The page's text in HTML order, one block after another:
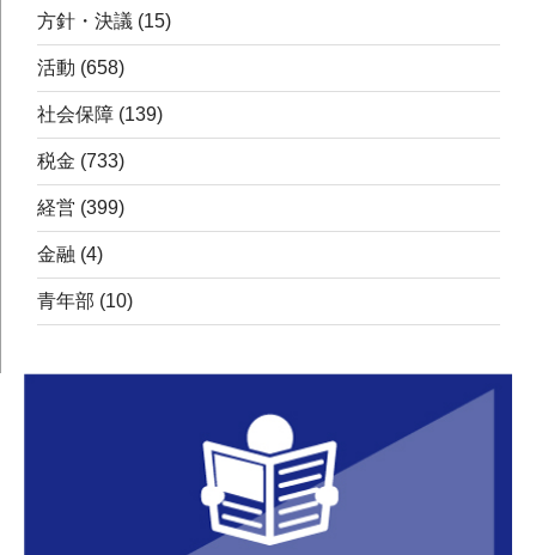
方針・決議 (15)
活動 (658)
社会保障 (139)
税金 (733)
経営 (399)
金融 (4)
青年部 (10)